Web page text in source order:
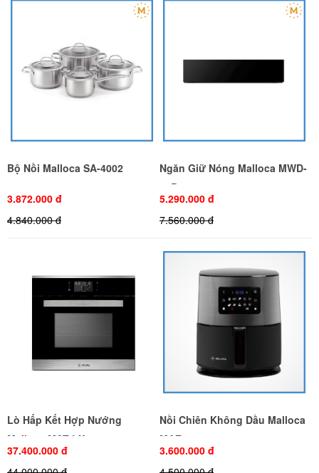
Bộ Nồi Malloca SA-4002
3.872.000 đ
4.840.000 đ
Ngăn Giữ Nóng Malloca MWD-
14B
5.290.000 đ
7.560.000 đ
Lò Hấp Kết Hợp Nướng
Malloca MST-LX12
37.400.000 đ
Nồi Chiên Không Dầu Malloca
MAF-06
3.600.000 đ